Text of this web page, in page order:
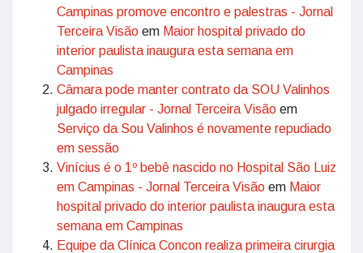
Campinas promove encontro e palestras - Jornal
Terceira Visão em Maior hospital privado do
interior paulista inaugura esta semana em
Campinas
Câmara pode manter contrato da SOU Valinhos
julgado irregular - Jornal Terceira Visão em
Serviço da Sou Valinhos é novamente repudiado
em sessão
Vinícius é o 1º bebê nascido no Hospital São Luiz
em Campinas - Jornal Terceira Visão em Maior
hospital privado do interior paulista inaugura esta
semana em Campinas
Equipe da Clínica Concon realiza primeira cirurgia